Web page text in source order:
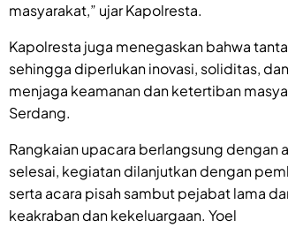
masyarakat,” ujar Kapolresta.
Kapolresta juga menegaskan bahwa
sehingga diperlukan inovasi, soliditas,
menjaga keamanan dan ketertiban
Serdang.
Rangkaian upacara berlangsung dengan
selesai, kegiatan dilanjutkan dengan
serta acara pisah sambut pejabat lama
keakraban dan kekeluargaan. Yoel